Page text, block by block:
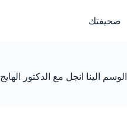
المحتوى
صحيفتك
الوسم الينا انجل مع الدكتور الهايج